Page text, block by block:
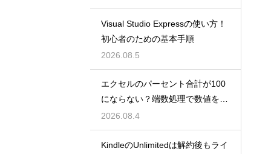
Visual Studio Expressの使い方！
初心者のための基本手順
2026.08.5
エクセルのパーセント合計が100
にならない？端数処理で数値を合
わせる技
2026.08.4
KindleのUnlimitedは解約後もライ